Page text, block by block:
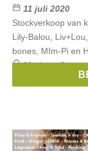
11 juli 2020
Stockverkoop van
Lily-Balou,
bones, MIm-Pi en
Merken: